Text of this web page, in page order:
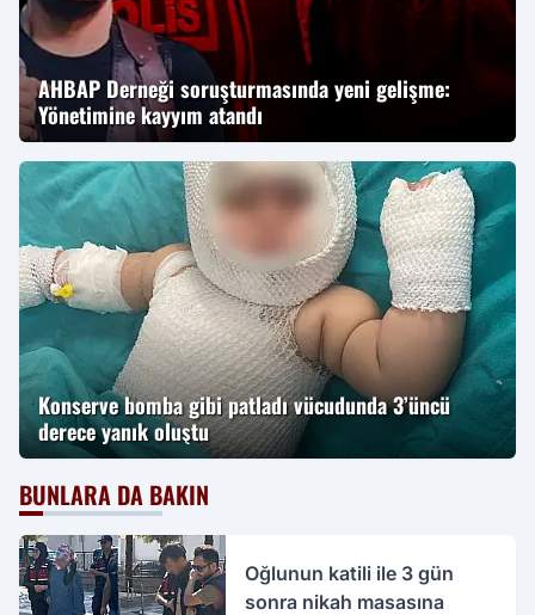
AHBAP Derneği soruşturmasında yeni gelişme:
Yönetimine kayyım atandı
Konserve bomba gibi patladı vücudunda 3’üncü
derece yanık oluştu
BUNLARA DA BAKIN
Oğlunun katili ile 3 gün
sonra nikah masasına